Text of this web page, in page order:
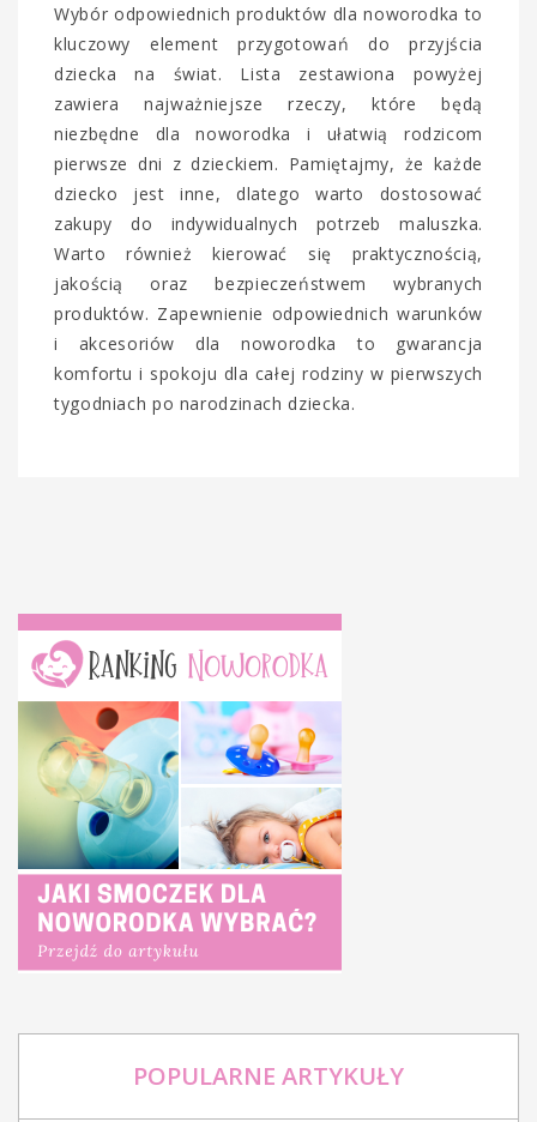
Wybór odpowiednich produktów dla noworodka to
kluczowy element przygotowań do przyjścia
dziecka na świat. Lista zestawiona powyżej
zawiera najważniejsze rzeczy, które będą
niezbędne dla noworodka i ułatwią rodzicom
pierwsze dni z dzieckiem. Pamiętajmy, że każde
dziecko jest inne, dlatego warto dostosować
zakupy do indywidualnych potrzeb maluszka.
Warto również kierować się praktycznością,
jakością oraz bezpieczeństwem wybranych
produktów. Zapewnienie odpowiednich warunków
i akcesoriów dla noworodka to gwarancja
komfortu i spokoju dla całej rodziny w pierwszych
tygodniach po narodzinach dziecka.
POPULARNE ARTYKUŁY